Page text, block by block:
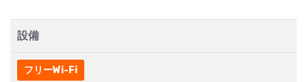
設備
フリーWi-Fi